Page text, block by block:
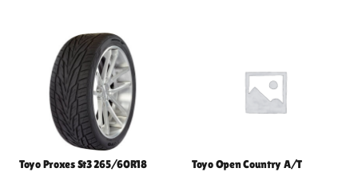
Toyo Proxes St3 265/60R18
Toyo Open Country A/T